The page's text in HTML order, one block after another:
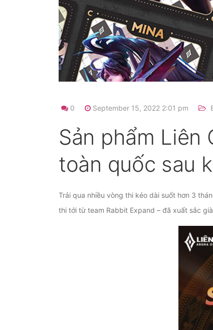
0 September 15, 2022 2:01 pm
Sản phẩm Liên
toàn quốc sau
Trải qua nhiều vòng thi kéo dài suốt hơn 3
thi tới từ team Rabbit Expand – đã xuất sắc